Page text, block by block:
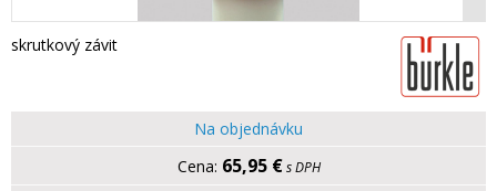
skrutkový závit
Na objednávku
65,95 € s DPH